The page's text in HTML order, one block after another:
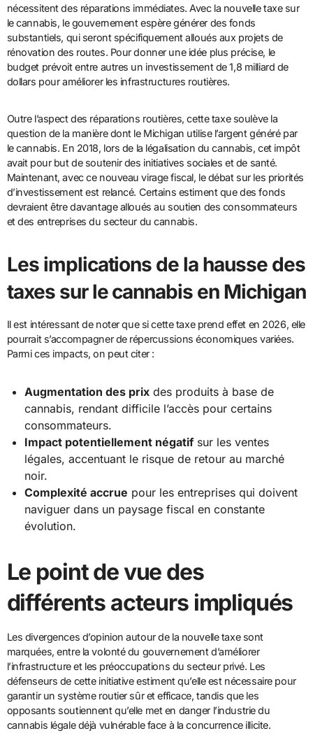
nécessitent des réparations immédiates. Avec la nouvelle taxe sur
le cannabis, le gouvernement espère générer des fonds
substantiels, qui seront spécifiquement alloués aux projets de
rénovation des routes. Pour donner une idée plus précise, le
budget prévoit entre autres un investissement de 1,8 milliard de
dollars pour améliorer les infrastructures routières.
Outre l’aspect des réparations routières, cette taxe soulève la
question de la manière dont le Michigan utilise l’argent généré par
le cannabis. En 2018, lors de la légalisation du cannabis, cet impôt
avait pour but de soutenir des initiatives sociales et de santé.
Maintenant, avec ce nouveau virage fiscal, le débat sur les priorités
d’investissement est relancé. Certains estiment que des fonds
devraient être davantage alloués au soutien des consommateurs
et des entreprises du secteur du cannabis.
Les implications de la hausse des
taxes sur le cannabis en Michigan
Il est intéressant de noter que si cette taxe prend effet en 2026, elle
pourrait s’accompagner de répercussions économiques variées.
Parmi ces impacts, on peut citer :
Augmentation des prix des produits à base de
cannabis, rendant difficile l’accès pour certains
consommateurs.
Impact potentiellement négatif sur les ventes
légales, accentuant le risque de retour au marché
noir.
Complexité accrue pour les entreprises qui doivent
naviguer dans un paysage fiscal en constante
évolution.
Le point de vue des
différents acteurs impliqués
Les divergences d’opinion autour de la nouvelle taxe sont
marquées, entre la volonté du gouvernement d’améliorer
l’infrastructure et les préoccupations du secteur privé. Les
défenseurs de cette initiative estiment qu’elle est nécessaire pour
garantir un système routier sûr et efficace, tandis que les
opposants soutiennent qu’elle met en danger l’industrie du
cannabis légale déjà vulnérable face à la concurrence illicite.